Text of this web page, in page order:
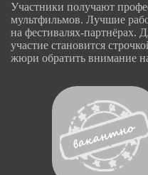
Участники получают
мультфильмов. Лучшие
на фестивалях-партнёрах.
участие становится
жюри обратить внимание